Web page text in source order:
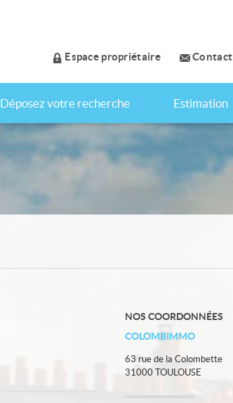
Espace propriétaire Contact
Déposez votre recherche Estimation
NOS COORDONNÉES
COLOMBIMMO
63 rue de la Colombette
31000 TOULOUSE